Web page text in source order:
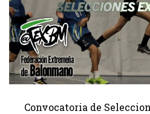
Convocatoria de